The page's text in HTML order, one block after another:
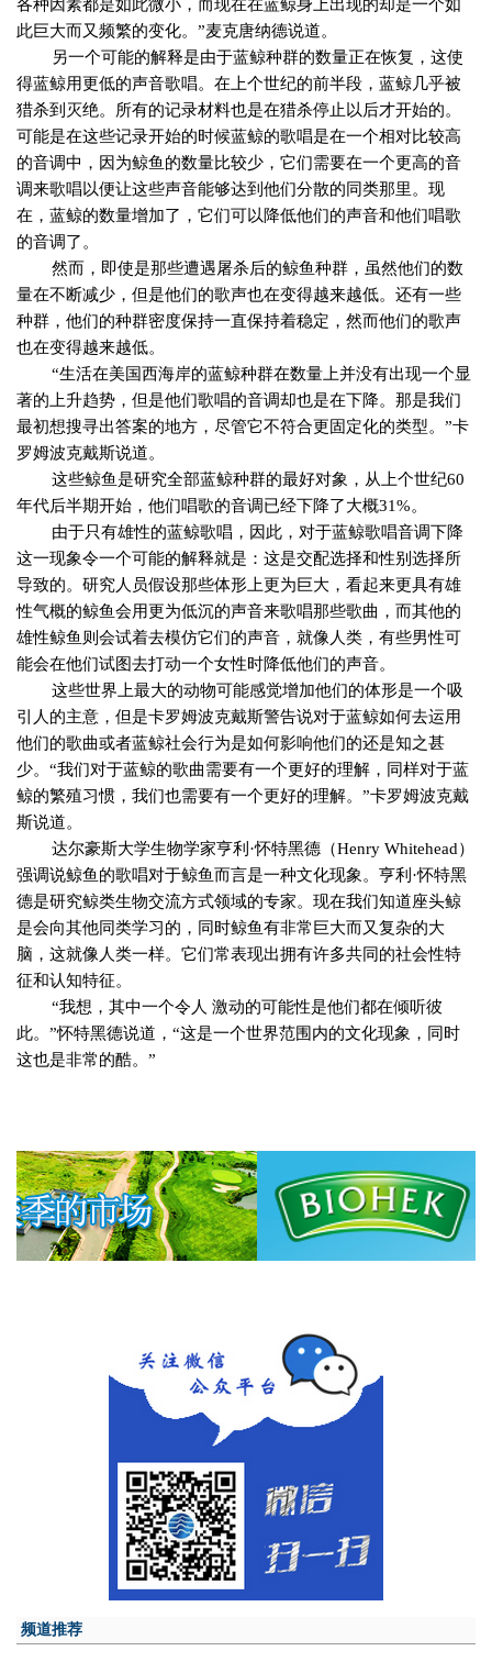
各种因素都是如此微小，而现在在蓝鲸身上出现的却是一个如
此巨大而又频繁的变化。 ”麦克唐纳德说道。
另一个可能的解释是由于蓝鲸种群的数量正在恢复，这使
得蓝鲸用更低的声音歌唱。在上个世纪的前半段，蓝鲸几乎被
猎杀到灭绝。所有的记录材料也是在猎杀停止以后才开始的。
可能是在这些记录开始的时候蓝鲸的歌唱是在一个相对比较高
的音调中，因为鲸鱼的数量比较少，它们需要在一个更高的音
调来歌唱以便让这些声音能够达到他们分散的同类那里。现
在，蓝鲸的数量增加了，它们可以降低他们的声音和他们唱歌
的音调了。
然而，即使是那些遭遇屠杀后的鲸鱼种群，虽然他们的数
量在不断减少，但是他们的歌声也在变得越来越低。还有一些
种群，他们的种群密度保持一直保持着稳定，然而他们的歌声
也在变得越来越低。
“生活在美国西海岸的蓝鲸种群在数量上并没有出现一个显
著的上升趋势，但是他们歌唱的音调却也是在下降。那是我们
最初想搜寻出答案的地方，尽管它不符合更固定化的类型。 ”卡
罗姆波克戴斯说道。
这些鲸鱼是研究全部蓝鲸种群的最好对象，从上个世纪60
年代后半期开始，他们唱歌的音调已经下降了大概31%。
由于只有雄性的蓝鲸歌唱，因此，对于蓝鲸歌唱音调下降
这一现象令一个可能的解释就是：这是交配选择和性别选择所
导致的。研究人员假设那些体形上更为巨大，看起来更具有雄
性气概的鲸鱼会用更为低沉的声音来歌唱那些歌曲，而其他的
雄性鲸鱼则会试着去模仿它们的声音，就像人类，有些男性可
能会在他们试图去打动一个女性时降低他们的声音。
这些世界上最大的动物可能感觉增加他们的体形是一个吸
引人的主意，但是卡罗姆波克戴斯警告说对于蓝鲸如何去运用
他们的歌曲或者蓝鲸社会行为是如何影响他们的还是知之甚
少。 “我们对于蓝鲸的歌曲需要有一个更好的理解，同样对于蓝
鲸的繁殖习惯，我们也需要有一个更好的理解。 ”卡罗姆波克戴
斯说道。
达尔豪斯大学生物学家亨利 ·怀特黑德（Henry Whitehead）
强调说鲸鱼的歌唱对于鲸鱼而言是一种文化现象。亨利 ·怀特黑
德是研究鲸类生物交流方式领域的专家。现在我们知道座头鲸
是会向其他同类学习的，同时鲸鱼有非常巨大而又复杂的大
脑，这就像人类一样。它们常表现出拥有许多共同的社会性特
征和认知特征。
“我想，其中一个令人 激动的可能性是他们都在倾听彼
此。 ”怀特黑德说道， “这是一个世界范围内的文化现象，同时
这也是非常的酷。 ”
频道推荐